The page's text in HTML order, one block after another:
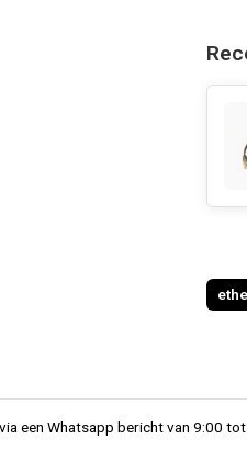
een Whatsapp bericht van 9:00